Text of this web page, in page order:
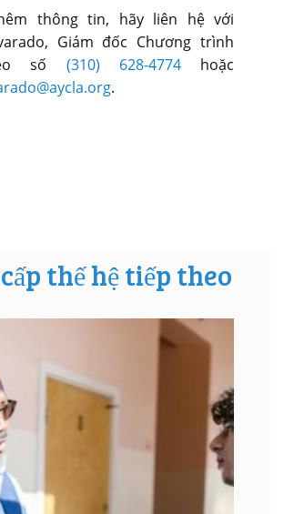
thông tin, hãy liên hệ với
Giám đốc Chương trình
số (310) 628-4774hoặc
.
thế hệ tiếp theo